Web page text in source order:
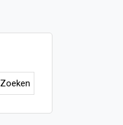
Zoeken